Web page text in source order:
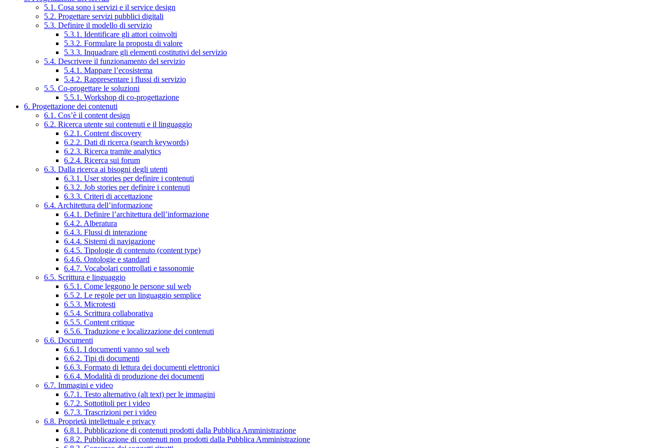
5.1. Cosa sono i servizi e il service design
5.2. Progettare servizi pubblici digitali
5.3. Definire il modello di servizio
5.3.1. Identificare gli attori coinvolti
5.3.2. Formulare la proposta di valore
5.3.3. Inquadrare gli elementi costitutivi del servizio
5.4. Descrivere il funzionamento del servizio
5.4.1. Mappare l’ecosistema
5.4.2. Rappresentare i flussi di servizio
5.5. Co-progettare le soluzioni
5.5.1. Workshop di co-progettazione
6. Progettazione dei contenuti
6.1. Cos’è il content design
6.2. Ricerca utente sui contenuti e il linguaggio
6.2.1. Content discovery
6.2.2. Dati di ricerca (search keywords)
6.2.3. Ricerca tramite analytics
6.2.4. Ricerca sui forum
6.3. Dalla ricerca ai bisogni degli utenti
6.3.1. User stories per definire i contenuti
6.3.2. Job stories per definire i contenuti
6.3.3. Criteri di accettazione
6.4. Architettura dell’informazione
6.4.1. Definire l’architettura dell’informazione
6.4.2. Alberatura
6.4.3. Flussi di interazione
6.4.4. Sistemi di navigazione
6.4.5. Tipologie di contenuto (content type)
6.4.6. Ontologie e standard
6.4.7. Vocabolari controllati e tassonomie
6.5. Scrittura e linguaggio
6.5.1. Come leggono le persone sul web
6.5.2. Le regole per un linguaggio semplice
6.5.3. Microtesti
6.5.4. Scrittura collaborativa
6.5.5. Content critique
6.5.6. Traduzione e localizzazione dei contenuti
6.6. Documenti
6.6.1. I documenti vanno sul web
6.6.2. Tipi di documenti
6.6.3. Formato di lettura dei documenti elettronici
6.6.4. Modalità di produzione dei documenti
6.7. Immagini e video
6.7.1. Testo alternativo (alt text) per le immagini
6.7.2. Sottotitoli per i video
6.7.3. Trascrizioni per i video
6.8. Proprietà intellettuale e privacy
6.8.1. Pubblicazione di contenuti prodotti dalla Pubblica Amministrazione
6.8.2. Pubblicazione di contenuti non prodotti dalla Pubblica Amministrazione